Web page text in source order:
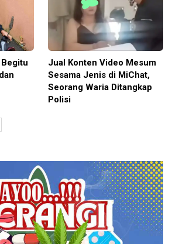
Jual Konten Video Mesum
Sesama Jenis di MiChat,
Seorang Waria Ditangkap
Polisi